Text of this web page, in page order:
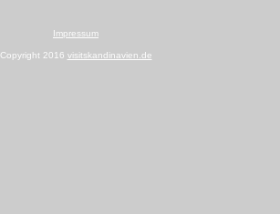
Impressum
Copyright 2016 visitskandinavien.de